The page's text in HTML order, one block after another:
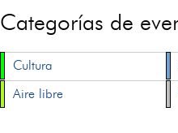
Categorías de
Cultura
Aire libre